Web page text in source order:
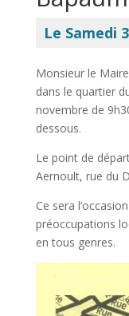
Le Samedi
Monsieur le
dans le quartier
novembre de
dessous.
Le point de
Aernoult, rue du
Ce sera
préoccupations
en tous genres.